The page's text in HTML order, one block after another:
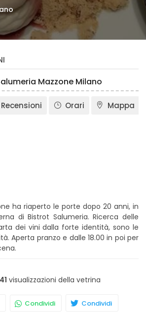
Mazzone Milano
Recensioni Orari Mappa
ha riaperto le porte dopo 20 anni, in
di Bistrot Salumeria. Ricerca delle
dei vini dalla forte identità, sono le
Aperta pranzo e dalle 18.00 in poi per
visualizzazioni della vetrina
Condividi Condividi